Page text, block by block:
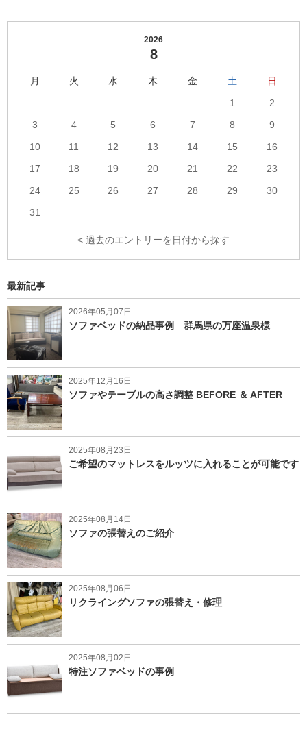
2026
8
月 火 水 木 金 土
日
1
2
3
4 5 6 7 8
9
10
11 12 13 14 15
16
17
18 19 20 21 22
23
24
25 26 27 28 29
30
31
< 過去のエントリーを日付から探す
最新記事
2026年05月07日
ソファベッドの納品事例 群馬県の万座温泉様
2025年12月16日
ソファやテーブルの高さ調整 BEFORE ＆ AFTER
2025年08月23日
ご希望のマットレスをルッツに入れることが可能です
2025年08月14日
ソファの張替えのご紹介
2025年08月06日
リクライングソファの張替え・修理
2025年08月02日
特注ソファベッドの事例